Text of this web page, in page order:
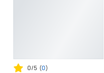
0/5 (0)